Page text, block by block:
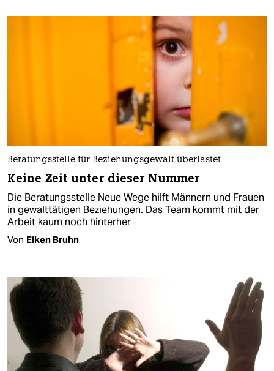
Beratungsstelle für Beziehungsgewalt überlastet
Keine Zeit unter dieser Nummer
Die Beratungsstelle Neue Wege hilft Männern und Frauen
in gewalttätigen Beziehungen. Das Team kommt mit der
Arbeit kaum noch hinterher
Von Eiken Bruhn